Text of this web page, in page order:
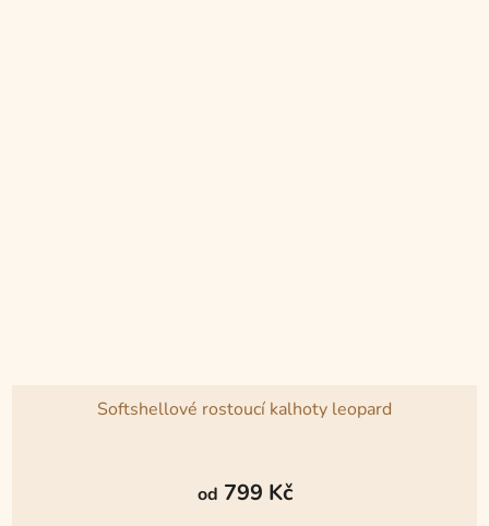
Softshellové rostoucí kalhoty leopard
hodnocení
od 799 Kč